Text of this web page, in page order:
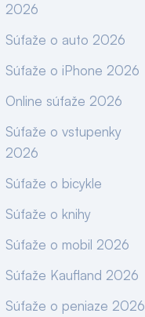
2026
Súťaže o auto 2026
Súťaže o iPhone 2026
Online súťaže 2026
Súťaže o vstupenky
2026
Súťaže o bicykle
Súťaže o knihy
Súťaže o mobil 2026
Súťaže Kaufland 2026
Súťaže o peniaze 2026